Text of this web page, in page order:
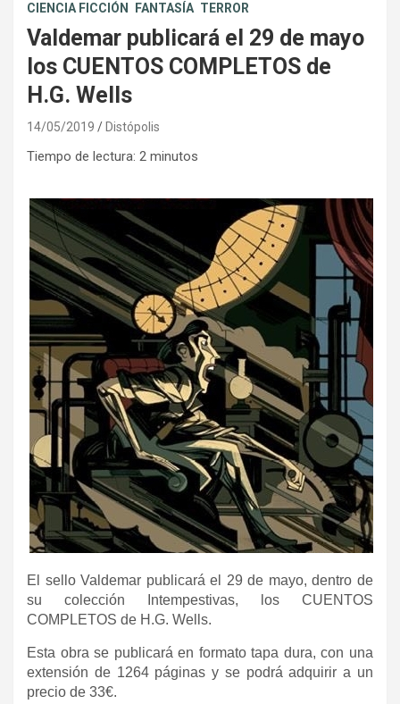
CIENCIA FICCIÓN FANTASÍA TERROR
Valdemar publicará el 29 de mayo
los CUENTOS COMPLETOS de
H.G. Wells
14/05/2019 Distópolis
Tiempo de lectura: 2 minutos
El sello Valdemar publicará el 29 de mayo, dentro de
su colección Intempestivas, los CUENTOS
COMPLETOS de H.G. Wells.
Esta obra se publicará en formato tapa dura, con una
extensión de 1264 páginas y se podrá adquirir a un
precio de 33€.